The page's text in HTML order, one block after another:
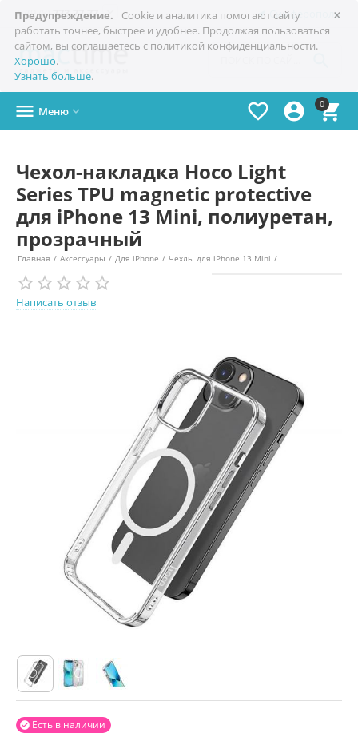
×
Предупреждение.
Cookie и аналитика помогают сайту
работать точнее, быстрее и удобнее. Продолжая пользоваться
сайтом, вы соглашаетесь с политикой конфиденциальности.
Хорошо.
Узнать больше.
Симферополь
+7(978)773-77-77 
0



 Меню 
Чехол-накладка Hoco Light
Series TPU magnetic protective
для iPhone 13 Mini, полиуретан,
прозрачный
Главная / Аксессуары / Для iPhone / Чехлы для iPhone 13 Mini /
Написать отзыв
Есть в наличии
